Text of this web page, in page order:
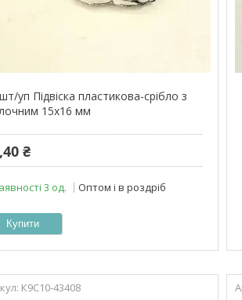
уп Підвіска пластикова-срібло з
15х16 мм
₴
3 од. Оптом і в роздріб
Купити
К9С10-43408